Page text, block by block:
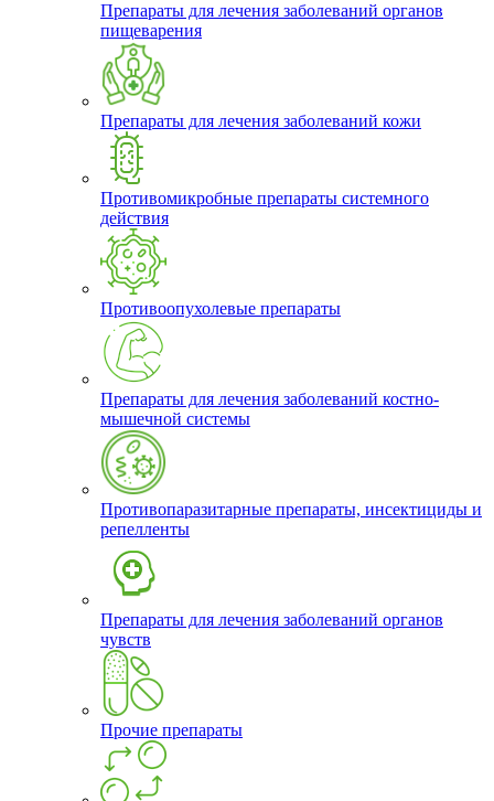
Препараты для лечения заболеваний органов
пищеварения
Препараты для лечения заболеваний кожи
Противомикробные препараты системного
действия
Противоопухолевые препараты
Препараты для лечения заболеваний костно-
мышечной системы
Противопаразитарные препараты, инсектициды и
репелленты
Препараты для лечения заболеваний органов
чувств
Прочие препараты